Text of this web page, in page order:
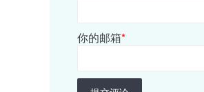
你的邮箱*